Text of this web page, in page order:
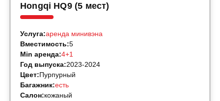
Hongqi HQ9 (5 мест)
Услуга:аренда минивэна
Вместимость:5
Min аренда:4+1
Год выпуска:2023-2024
Цвет:Пурпурный
Багажник:есть
Салон:кожаный